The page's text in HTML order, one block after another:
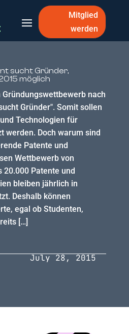
Mitglied
werden
sucht Gründer,
möglich
Gründungswettbewerb nach
Gründer". Somit sollen
Technologien für
werden. Doch warum sind
Patente und
Wettbewerb von
20.000 Patente und
bleiben jährlich in
Deshalb können
egal ob Studenten,
[…]
July 28, 2015